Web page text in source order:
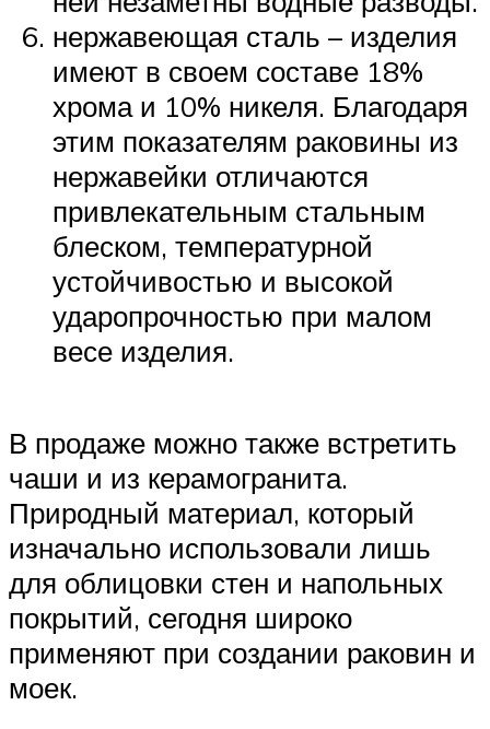
нержавеющая сталь – изделия
имеют в своем составе 18%
хрома и 10% никеля. Благодаря
этим показателям раковины из
нержавейки отличаются
привлекательным стальным
блеском, температурной
устойчивостью и высокой
ударопрочностью при малом
весе изделия.
В продаже можно также встретить
чаши и из керамогранита.
Природный материал, который
изначально использовали лишь
для облицовки стен и напольных
покрытий, сегодня широко
применяют при создании раковин и
моек.